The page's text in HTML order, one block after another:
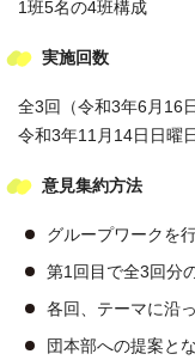
1班5名の4班構成
実施回数
全3回（令和3年6月16
令和3年11月14日日曜
意見集約方法
グループワークを
第1回目で全3回分
各回、テーマに沿
団本部への提案と